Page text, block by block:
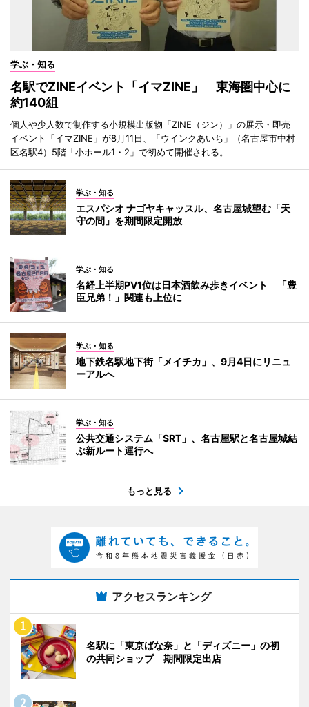
学ぶ・知る
名駅でZINEイベント「イマZINE」 東海圏中心に
約140組
個人や少人数で制作する小規模出版物「ZINE（ジン）」の展示・即売
イベント「イマZINE」が8月11日、「ウインクあいち」（名古屋市中村
区名駅4）5階「小ホール1・2」で初めて開催される。
学ぶ・知る
エスパシオ ナゴヤキャッスル、名古屋城望む「天
守の間」を期間限定開放
学ぶ・知る
名経上半期PV1位は日本酒飲み歩きイベント 「豊
臣兄弟！」関連も上位に
学ぶ・知る
地下鉄名駅地下街「メイチカ」、9月4日にリニュ
ーアルへ
学ぶ・知る
公共交通システム「SRT」、名古屋駅と名古屋城結
ぶ新ルート運行へ
もっと見る
アクセスランキング
名駅に「東京ばな奈」と「ディズニー」の初
の共同ショップ 期間限定出店